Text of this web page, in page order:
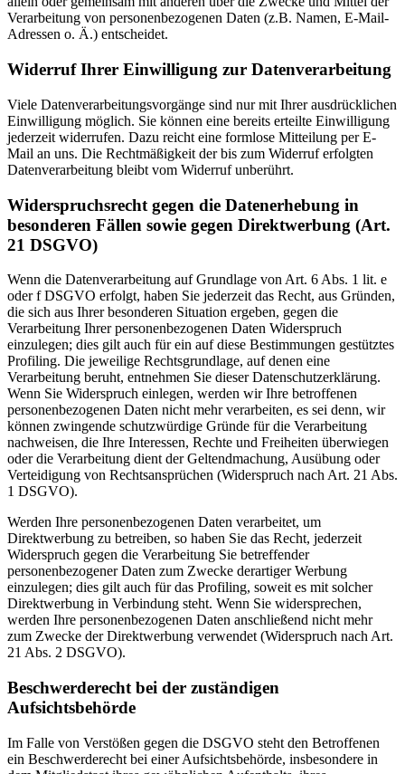
Verarbeitung von personenbezogenen Daten (z.B. Namen, E-Mail-
Adressen o. Ä.) entscheidet.
Widerruf Ihrer Einwilligung zur Datenverarbeitung
Viele Datenverarbeitungsvorgänge sind nur mit Ihrer ausdrücklichen
Einwilligung möglich. Sie können eine bereits erteilte Einwilligung
jederzeit widerrufen. Dazu reicht eine formlose Mitteilung per E-
Mail an uns. Die Rechtmäßigkeit der bis zum Widerruf erfolgten
Datenverarbeitung bleibt vom Widerruf unberührt.
Widerspruchsrecht gegen die Datenerhebung in
besonderen Fällen sowie gegen Direktwerbung (Art.
21 DSGVO)
Wenn die Datenverarbeitung auf Grundlage von Art. 6 Abs. 1 lit. e
oder f DSGVO erfolgt, haben Sie jederzeit das Recht, aus Gründen,
die sich aus Ihrer besonderen Situation ergeben, gegen die
Verarbeitung Ihrer personenbezogenen Daten Widerspruch
einzulegen; dies gilt auch für ein auf diese Bestimmungen gestütztes
Profiling. Die jeweilige Rechtsgrundlage, auf denen eine
Verarbeitung beruht, entnehmen Sie dieser Datenschutzerklärung.
Wenn Sie Widerspruch einlegen, werden wir Ihre betroffenen
personenbezogenen Daten nicht mehr verarbeiten, es sei denn, wir
können zwingende schutzwürdige Gründe für die Verarbeitung
nachweisen, die Ihre Interessen, Rechte und Freiheiten überwiegen
oder die Verarbeitung dient der Geltendmachung, Ausübung oder
Verteidigung von Rechtsansprüchen (Widerspruch nach Art. 21 Abs.
1 DSGVO).
Werden Ihre personenbezogenen Daten verarbeitet, um
Direktwerbung zu betreiben, so haben Sie das Recht, jederzeit
Widerspruch gegen die Verarbeitung Sie betreffender
personenbezogener Daten zum Zwecke derartiger Werbung
einzulegen; dies gilt auch für das Profiling, soweit es mit solcher
Direktwerbung in Verbindung steht. Wenn Sie widersprechen,
werden Ihre personenbezogenen Daten anschließend nicht mehr
zum Zwecke der Direktwerbung verwendet (Widerspruch nach Art.
21 Abs. 2 DSGVO).
Beschwerderecht bei der zuständigen
Aufsichtsbehörde
Im Falle von Verstößen gegen die DSGVO steht den Betroffenen
ein Beschwerderecht bei einer Aufsichtsbehörde, insbesondere in